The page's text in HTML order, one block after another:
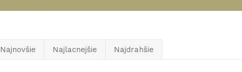
Najnovšie Najlacnejšie Najdrahšie